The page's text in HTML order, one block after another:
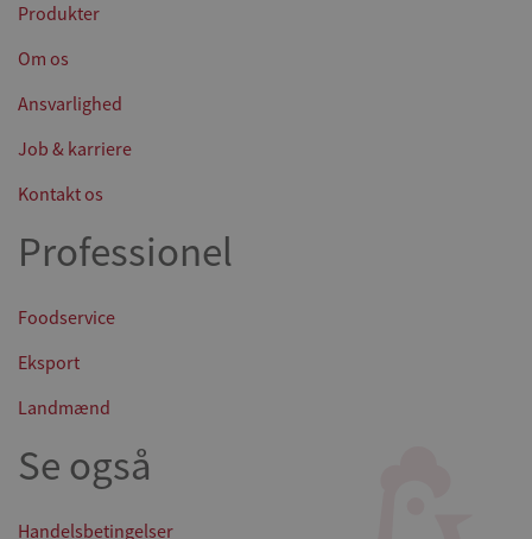
Produkter
Om os
Ansvarlighed
Job & karriere
Kontakt os
Professionel
Foodservice
Eksport
Landmænd
Se også
Handelsbetingelser